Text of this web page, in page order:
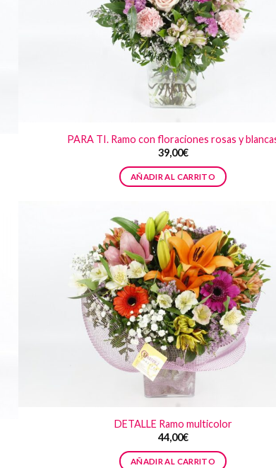
PARA TI. Ramo con floraciones rosas y
39,00€
AÑADIR AL CARRITO
DETALLE Ramo multicolor
44,00€
AÑADIR AL CARRITO